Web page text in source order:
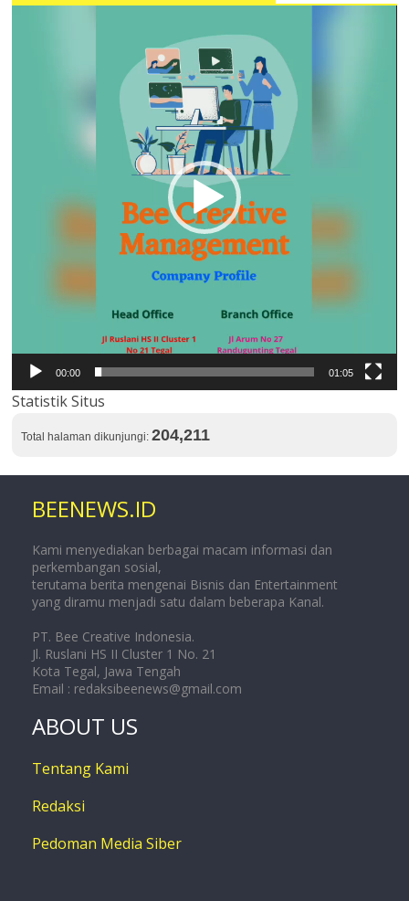
00:00 01:05
Statistik Situs
Total halaman dikunjungi:204,211
BEENEWS.ID
Kami menyediakan berbagai macam informasi dan
perkembangan sosial,
terutama berita mengenai Bisnis dan Entertainment
yang diramu menjadi satu dalam beberapa Kanal.
PT. Bee Creative Indonesia.
Jl. Ruslani HS II Cluster 1 No. 21
Kota Tegal, Jawa Tengah
Email : redaksibeenews@gmail.com
ABOUT US
Tentang Kami
Redaksi
Pedoman Media Siber